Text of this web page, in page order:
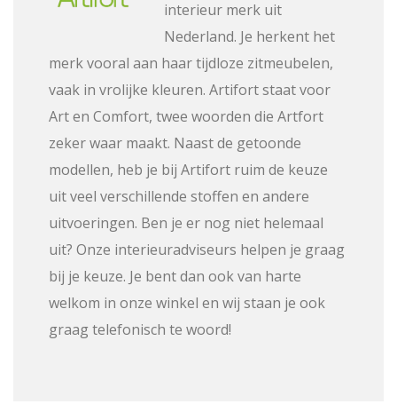
interieur merk uit
Nederland. Je herkent het
merk vooral aan haar tijdloze zitmeubelen,
vaak in vrolijke kleuren. Artifort staat voor
Art en Comfort, twee woorden die Artfort
zeker waar maakt. Naast de getoonde
modellen, heb je bij Artifort ruim de keuze
uit veel verschillende stoffen en andere
uitvoeringen. Ben je er nog niet helemaal
uit? Onze interieuradviseurs helpen je graag
bij je keuze. Je bent dan ook van harte
welkom in onze winkel en wij staan je ook
graag telefonisch te woord!